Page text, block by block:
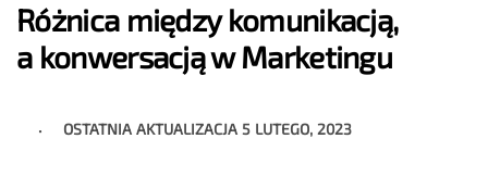
Różnica między komunikacją,
a konwersacją w Marketingu
OSTATNIA AKTUALIZACJA 5 LUTEGO, 2023